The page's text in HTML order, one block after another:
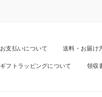
お支払いについて 送料・お届け
ギフトラッピングについて 領収